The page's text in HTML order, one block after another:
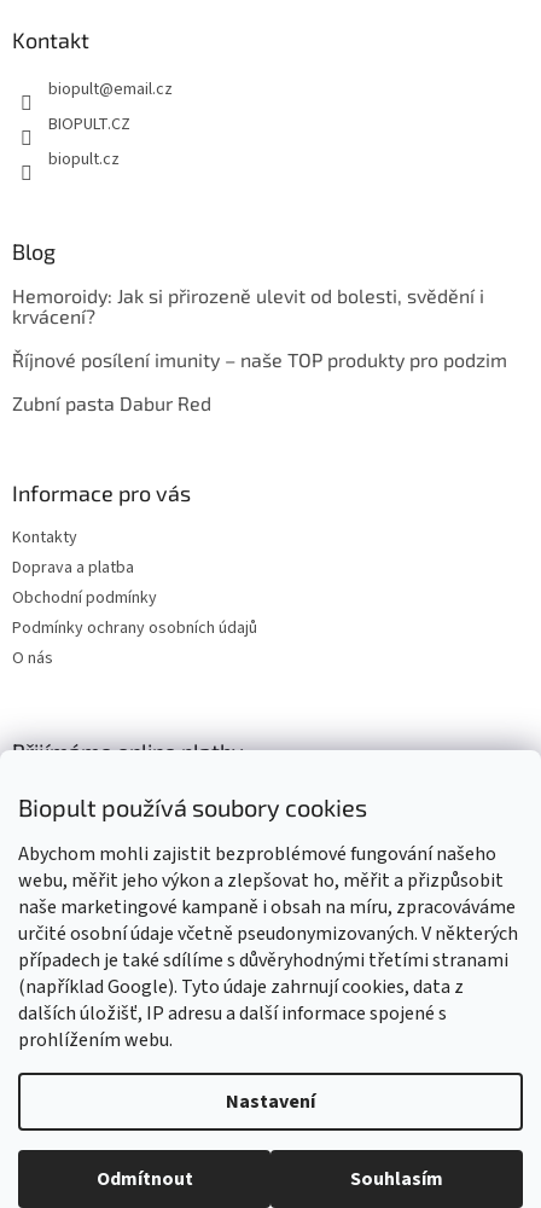
Biopult používá soubory cookies
Abychom mohli zajistit bezproblémové fungování našeho
webu, měřit jeho výkon a zlepšovat ho, měřit a přizpůsobit
naše marketingové kampaně i obsah na míru, zpracováváme
určité osobní údaje včetně pseudonymizovaných. V některých
případech je také sdílíme s důvěryhodnými třetími stranami
(například Google). Tyto údaje zahrnují cookies, data z
dalších úložišť, IP adresu a další informace spojené s
prohlížením webu.
Nastavení
Odmítnout Souhlasím
Vážení zákazníci, z důvodu čerpání dovolené budou všechny
objednávky přijaté v tomto období expedovány od 17. srpna 2026.
Děkujeme za pochopení, trpělivost i vaši přízeň. Přejeme vám krásné
Kontakt
biopult@email.cz
BIOPULT.CZ
biopult.cz
Blog
Hemoroidy: Jak si přirozeně ulevit od bolesti, svědění i
krvácení?
Říjnové posílení imunity – naše TOP produkty pro podzim
Zubní pasta Dabur Red
Informace pro vás
Kontakty
Doprava a platba
Obchodní podmínky
Podmínky ochrany osobních údajů
O nás
Přijímáme online platby
Výrobky označené BIO jsou certifikované kontrolní organizací CZ-
BIO-003
Copyright 2026Biopult.cz. Všechna práva vyhrazena.Upravit